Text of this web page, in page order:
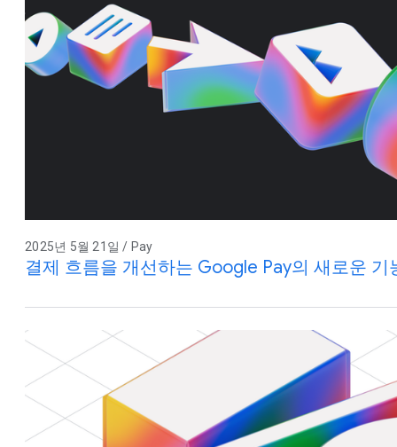
2025년 5월 21일 / Pay
결제 흐름을 개선하는 Google Pay의 새로운 기